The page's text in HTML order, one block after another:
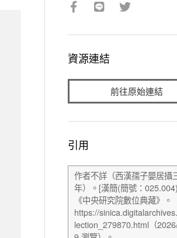
資源連結
前往原始連結
引用